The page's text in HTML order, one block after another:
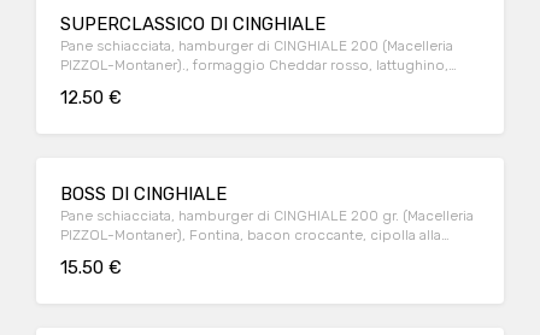
SUPERCLASSICO DI CINGHIALE
Pane schiacciata, hamburger di CINGHIALE 200 (Macelleria
PIZZOL-Montaner)., formaggio Cheddar rosso, lattughino,
12.50 €
BOSS DI CINGHIALE
Pane schiacciata, hamburger di CINGHIALE 200 gr. (Macelleria
PIZZOL-Montaner), Fontina, bacon croccante, cipolla alla
15.50 €